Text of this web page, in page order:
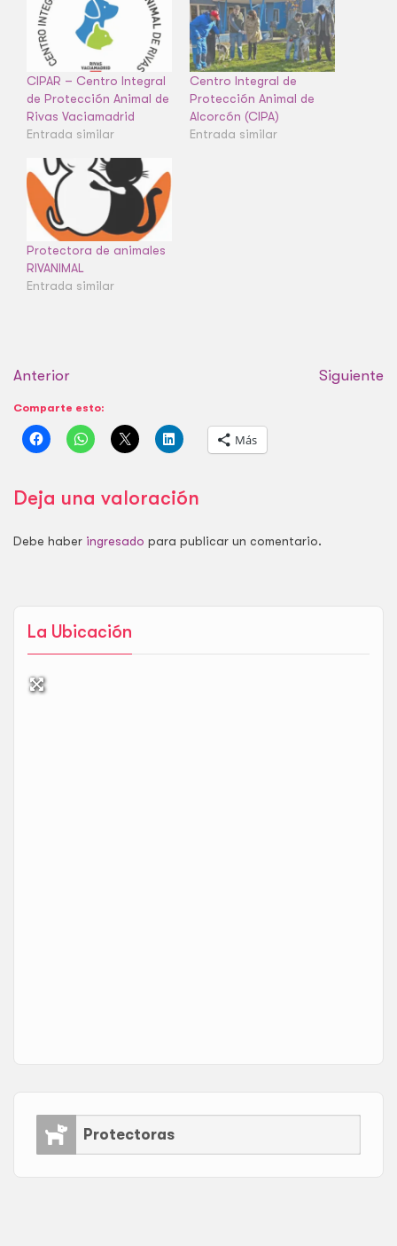
La Ubicación
Protectoras
CIPAR – Centro Integral
de Protección Animal de
Rivas Vaciamadrid
Entrada similar
Centro Integral de
Protección Animal de
Alcorcón (CIPA)
Entrada similar
Protectora de animales
RIVANIMAL
Entrada similar
Anterior Siguiente
Comparte esto:
Más
Deja una valoración
Debe haber ingresado para publicar un comentario.